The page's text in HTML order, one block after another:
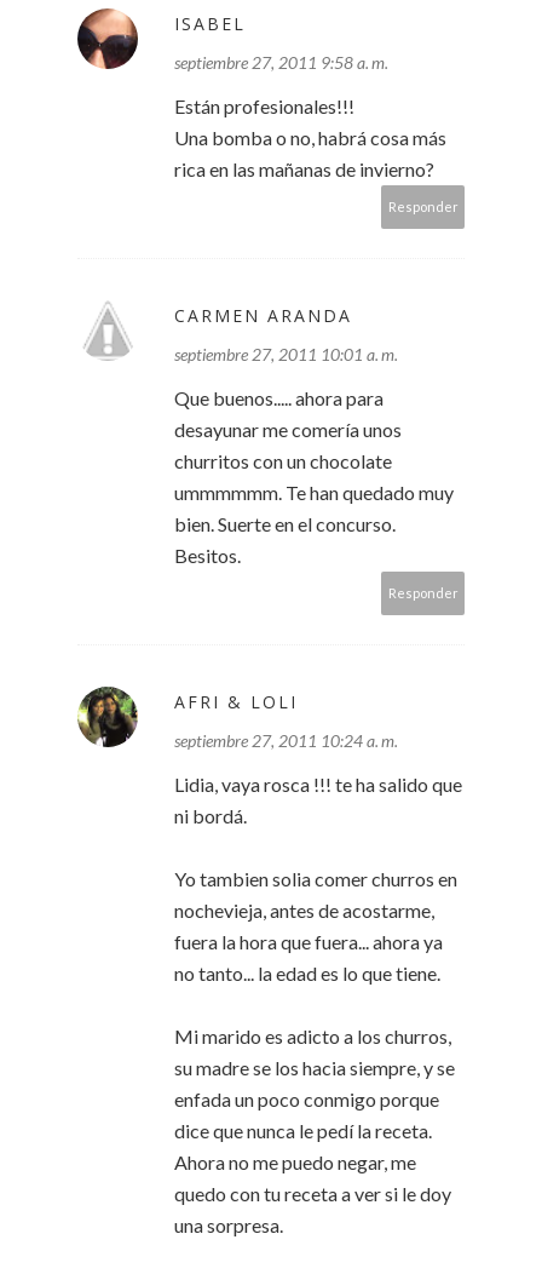
ISABEL
septiembre 27, 2011 9:58 a. m.
Están profesionales!!!
Una bomba o no, habrá cosa más
rica en las mañanas de invierno?
Responder
CARMEN ARANDA
septiembre 27, 2011 10:01 a. m.
Que buenos..... ahora para
desayunar me comería unos
churritos con un chocolate
ummmmmm. Te han quedado muy
bien. Suerte en el concurso.
Besitos.
Responder
AFRI & LOLI
septiembre 27, 2011 10:24 a. m.
Lidia, vaya rosca !!! te ha salido que
ni bordá.
Yo tambien solia comer churros en
nochevieja, antes de acostarme,
fuera la hora que fuera... ahora ya
no tanto... la edad es lo que tiene.
Mi marido es adicto a los churros,
su madre se los hacia siempre, y se
enfada un poco conmigo porque
dice que nunca le pedí la receta.
Ahora no me puedo negar, me
quedo con tu receta a ver si le doy
una sorpresa.